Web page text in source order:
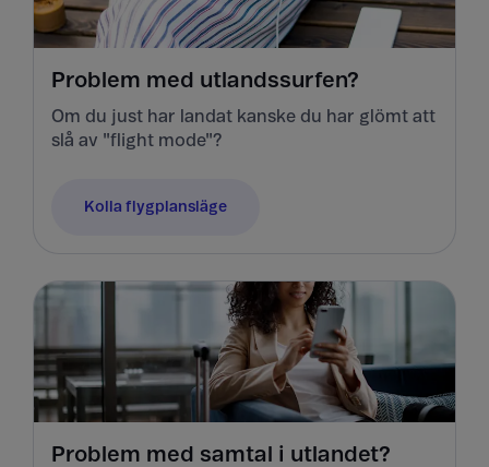
Problem med utlandssurfen?
Om du just har landat kanske du har glömt att
slå av "flight mode"?
Kolla flygplansläge
Problem med samtal i utlandet?